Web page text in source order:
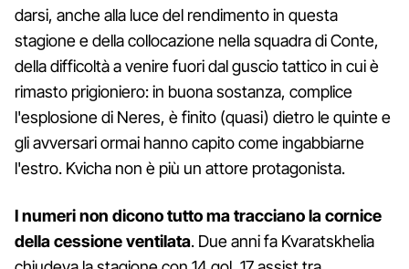
darsi, anche alla luce del rendimento in questa
stagione e della collocazione nella squadra di Conte,
della difficoltà a venire fuori dal guscio tattico in cui è
rimasto prigioniero: in buona sostanza, complice
l'esplosione di Neres, è finito (quasi) dietro le quinte e
gli avversari ormai hanno capito come ingabbiarne
l'estro. Kvicha non è più un attore protagonista.
I numeri non dicono tutto ma tracciano la cornice
della cessione ventilata. Due anni fa Kvaratskhelia